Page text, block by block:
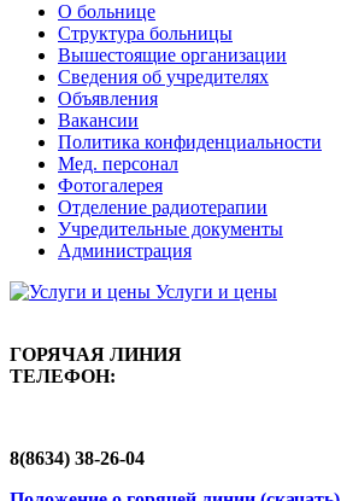
О больнице
Структура больницы
Вышестоящие организации
Сведения об учредителях
Объявления
Вакансии
Политика конфиденциальности
Мед. персонал
Фотогалерея
Отделение радиотерапии
Учредительные документы
Администрация
Услуги и цены
ГОРЯЧАЯ ЛИНИЯ
ТЕЛЕФОН:
8(8634) 38-26-04